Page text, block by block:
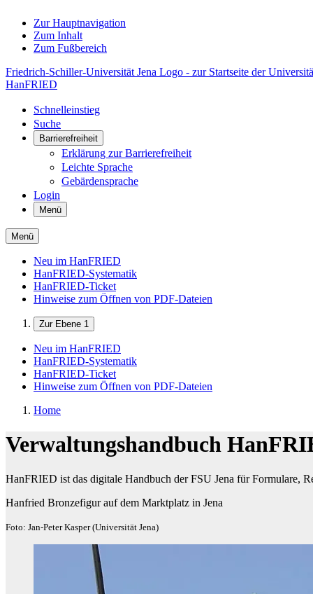
Zur Hauptnavigation
Zum Inhalt
Zum Fußbereich
Friedrich-Schiller-Universität Jena Logo - zur Startseite der
HanFRIED
Schnelleinstieg
Suche
Barrierefreiheit
Erklärung zur Barrierefreiheit
Leichte Sprache
Gebärdensprache
Login
Menü
Menü
Neu im HanFRIED
HanFRIED-Systematik
HanFRIED-Ticket
Hinweise zum Öffnen von PDF-Dateien
Zur Ebene 1
Neu im HanFRIED
HanFRIED-Systematik
HanFRIED-Ticket
Hinweise zum Öffnen von PDF-Dateien
Home
Verwaltungshandbuch
HanFRIED ist das digitale Handbuch der FSU Jena für Formulare,
Hanfried Bronzefigur auf dem Marktplatz in Jena
Foto: Jan-Peter Kasper (Universität Jena)